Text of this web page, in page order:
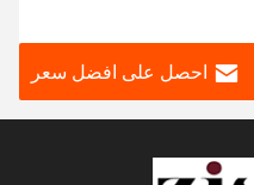
طاولة طعام رخامية وكرسي
احصل على افضل سعر